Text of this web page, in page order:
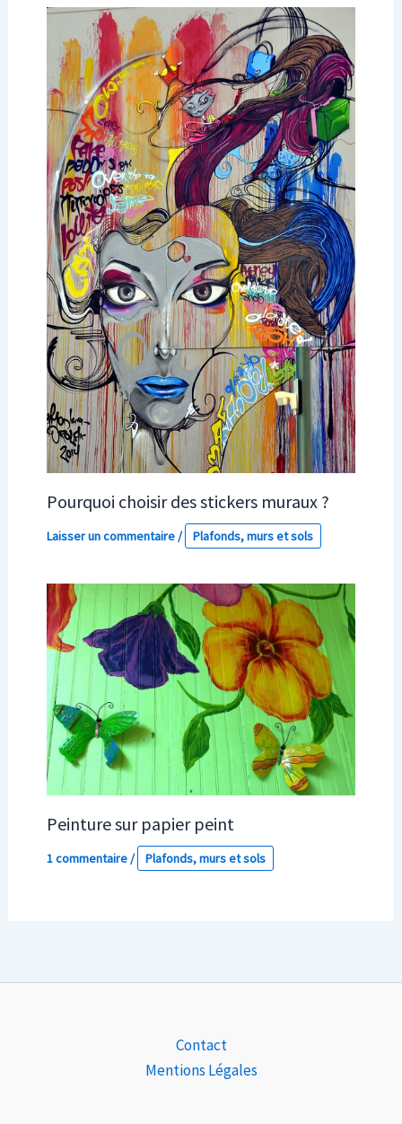
Pourquoi choisir des stickers muraux ?
Laisser un commentaire/ Plafonds, murs et sols
Peinture sur papier peint
1 commentaire/ Plafonds, murs et sols
Contact
Mentions Légales